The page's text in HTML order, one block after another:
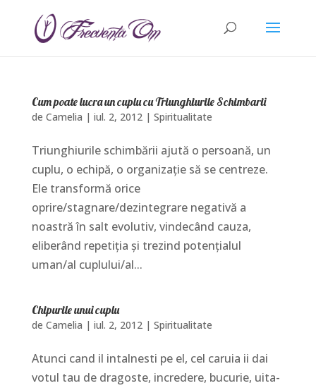
Cum poate lucra un cuplu cu Triunghiurile Schimbarii
de Camelia | iul. 2, 2012| Spiritualitate
Triunghiurile schimbării ajută o persoană, un
cuplu, o echipă, o organizaţie să se centreze.
Ele transformă orice
oprire/stagnare/dezintegrare negativă a
noastră în salt evolutiv, vindecând cauza,
eliberând repetiţia şi trezind potenţialul
uman/al cuplului/al...
Chipurile unui cuplu
de Camelia | iul. 2, 2012| Spiritualitate
Atunci cand il intalnesti pe el, cel caruia ii dai
votul tau de dragoste, incredere, bucurie, uita-